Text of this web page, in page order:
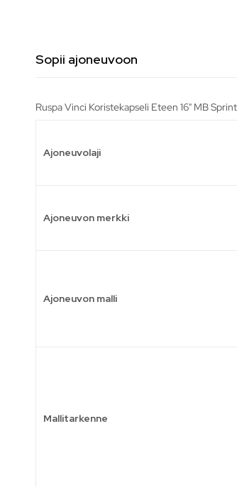
Sopii ajoneuvoon
Ruspa Vinci Koristekapseli Eteen 16" MB
Ajoneuvolaji
Ajoneuvon merkki
Ajoneuvon malli
Mallitarkenne